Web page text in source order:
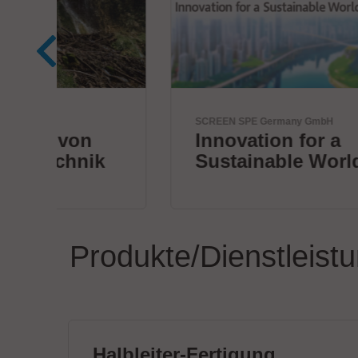
SCREEN SPE Germany GmbH
Innovation for a
Sustainable World
Produkte/